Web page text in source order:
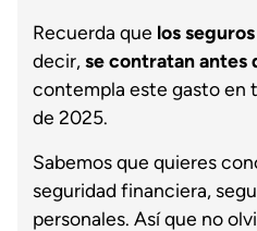
Recuerda que los
decir,se contratan antes
contempla este gasto en
de 2025.
Sabemos que quieres
seguridad financiera,
personales. Así que no